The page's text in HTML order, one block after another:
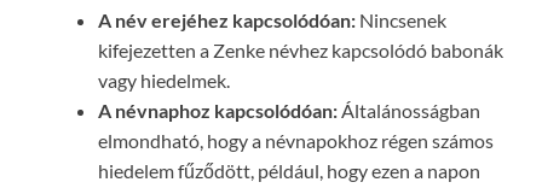
A név erejéhez kapcsolódóan: Nincsenek
kifejezetten a Zenke névhez kapcsolódó babonák
vagy hiedelmek.
A névnaphoz kapcsolódóan:Általánosságban
elmondható, hogy a névnapokhoz régen számos
hiedelem fűződött, például, hogy ezen a napon